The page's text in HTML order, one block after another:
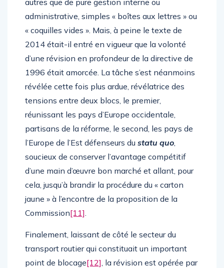
autres que de pure gestion interne ou
administrative, simples « boîtes aux lettres » ou
« coquilles vides ». Mais, à peine le texte de
2014 était-il entré en vigueur que la volonté
d’une révision en profondeur de la directive de
1996 était amorcée. La tâche s’est néanmoins
révélée cette fois plus ardue, révélatrice des
tensions entre deux blocs, le premier,
réunissant les pays d’Europe occidentale,
partisans de la réforme, le second, les pays de
l’Europe de l’Est défenseurs du statu quo,
soucieux de conserver l’avantage compétitif
d’une main d’œuvre bon marché et allant, pour
cela, jusqu’à brandir la procédure du « carton
jaune » à l’encontre de la proposition de la
Commission[11].
Finalement, laissant de côté le secteur du
transport routier qui constituait un important
point de blocage[12], la révision est opérée par